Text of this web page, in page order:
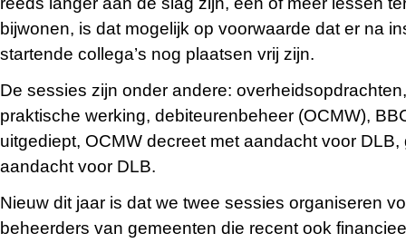
bijwonen, is dat mogelijk op voorwaarde dat er na
startende collega’s nog plaatsen vrij zijn.
De sessies zijn onder andere:
praktische werking, debiteurenbeheer (OCMW),
uitgediept, OCMW decreet met aandacht voor
aandacht voor DLB.
Nieuw dit jaar is dat we twee sessies organiseren
beheerders van gemeenten die recent ook